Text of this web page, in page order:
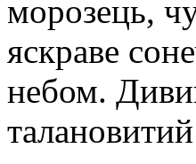
морозець,
яскраве
небом.